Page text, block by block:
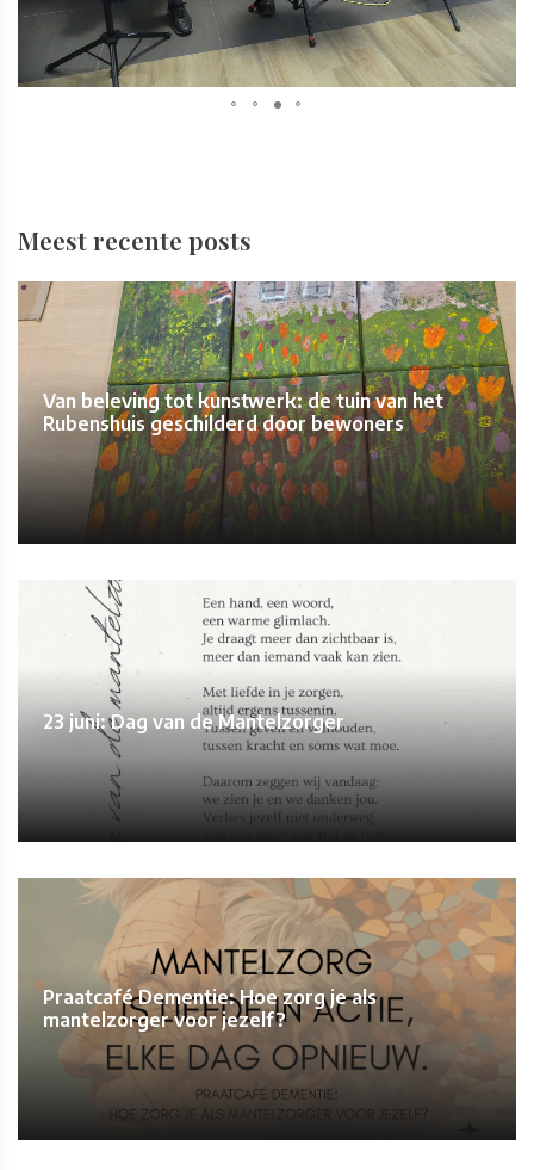
Meest recente posts
Van beleving tot kunstwerk: de tuin van het
Rubenshuis geschilderd door bewoners
23 juni: Dag van de Mantelzorger
Praatcafé Dementie: Hoe zorg je als
mantelzorger voor jezelf?